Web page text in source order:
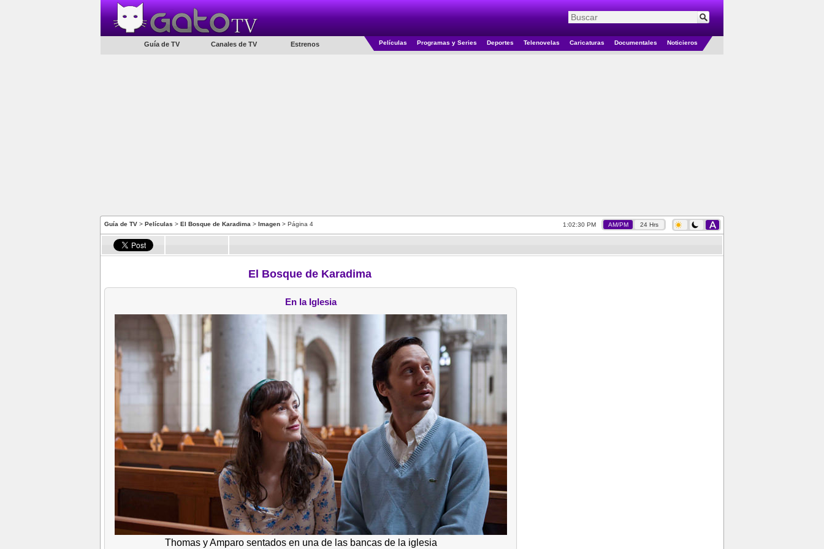
Guía de TV Canales de TV Estrenos Películas Programas y Series Deportes Telenovelas Caricaturas Documentales Noticieros
Guía de TV > Películas > El Bosque de Karadima > Imagen > Página 4 1:02:30 PM AM/PM 24 Hrs
El Bosque de Karadima
En la Iglesia
Thomas y Amparo sentados en una de las bancas de la iglesia